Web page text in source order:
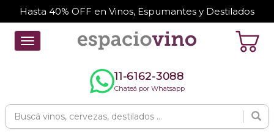
Hasta 40% OFF en Vinos, Espumantes y Destilados
Toggle
navigation
11-6162-3088
Chateá por Whatsapp